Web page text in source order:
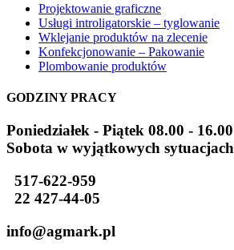
Projektowanie graficzne
Usługi introligatorskie – tyglowanie
Wklejanie produktów na zlecenie
Konfekcjonowanie – Pakowanie
Plombowanie produktów
GODZINY PRACY
Poniedziałek - Piątek 08.00 - 16.00
Sobota w wyjątkowych sytuacjach
517-622-959
22 427-44-05
info@agmark.pl